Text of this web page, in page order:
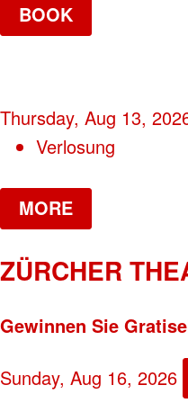
BOOK
Thursday, Aug 13,
Verlosung
MORE
ZÜRCHER
Gewinnen Sie
Sunday, Aug 16, 2026